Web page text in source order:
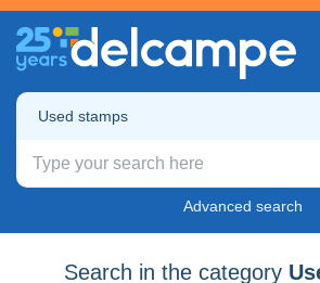
Used stamps
Advanced search
Search in the category